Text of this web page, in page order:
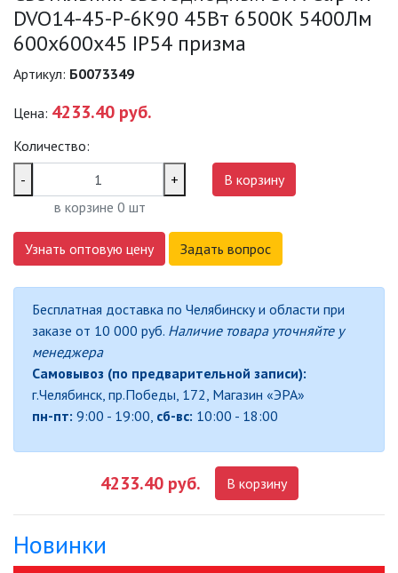
ПРОЖЕКТОРЫ
САДОВЫЕ СВЕТИЛЬНИКИ
СВЕТИЛЬНИКИ
СВЕТИЛЬНИКИ ДЛЯ РОСТА
РАСТЕНИЙ (ФИТОСВЕТИЛЬНИКИ)
АКСЕССУАРЫ ДЛЯ
ЭЛЕКТРОМОНТАЖА
БАКТЕРИЦИДНЫЕ ЛАМПЫ
ДАТЧИКИ ДВИЖЕНИЯ И
ДЕКОРАТИВНАЯ ПОДСВЕТКА
DVO14-45-P-6K90 45Вт 6500K 5400Лм
600х600х45 IP54 призма
Артикул: Б0073349
Цена: 4233.40 руб.
Количество:
-
+
в корзине 0 шт
В корзину
Узнать оптовую цену Задать вопрос
Бесплатная доставка по Челябинску и области при
заказе от 10 000 руб. Наличие товара уточняйте у
менеджера
Самовывоз (по предварительной записи):
г.Челябинск, пр.Победы, 172, Магазин «ЭРА»
пн-пт: 9:00 - 19:00, сб-вс: 10:00 - 18:00
4233.40 руб. В корзину
Новинки